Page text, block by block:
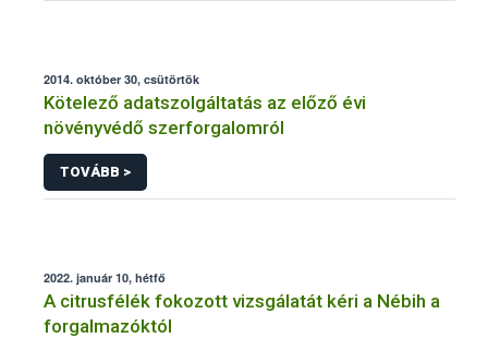
2014. október 30, csütörtök
Kötelező adatszolgáltatás az előző évi
növényvédő szerforgalomról
TOVÁBB >
2022. január 10, hétfő
A citrusfélék fokozott vizsgálatát kéri a Nébih a
forgalmazóktól